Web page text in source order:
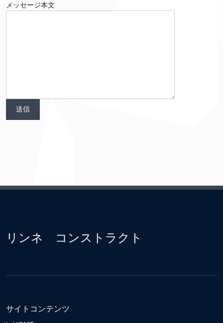
メッセージ本文
リンネ コンストラクト
サイトコンテンツ